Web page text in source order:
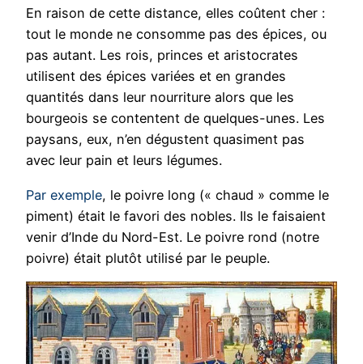
En raison de cette distance, elles coûtent cher :
tout le monde ne consomme pas des épices, ou
pas autant. Les rois, princes et aristocrates
utilisent des épices variées et en grandes
quantités dans leur nourriture alors que les
bourgeois se contentent de quelques-unes. Les
paysans, eux, n’en dégustent quasiment pas
avec leur pain et leurs légumes.
Par exemple, le poivre long (« chaud » comme le
piment) était le favori des nobles. Ils le faisaient
venir d’Inde du Nord-Est. Le poivre rond (notre
poivre) était plutôt utilisé par le peuple.